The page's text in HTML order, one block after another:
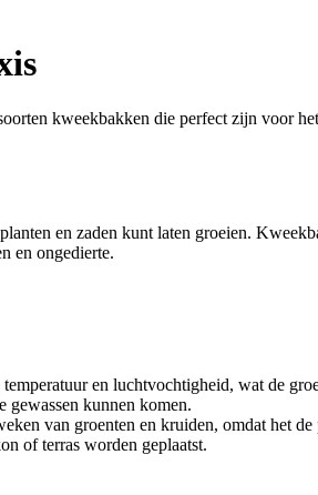
kweekbakken die perfect zijn voor
en zaden kunt laten groeien.
en ongedierte.
en luchtvochtigheid, wat de
gewassen kunnen komen.
van groenten en kruiden, omdat het de
of terras worden geplaatst.